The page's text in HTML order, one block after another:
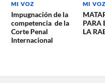
MI VOZ
Impugnación de la
competencia de la
Corte Penal
Internacional
MI VOZ
PARA
LA